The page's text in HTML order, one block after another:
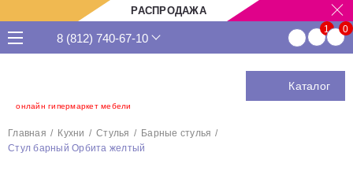
РАСПРОДАЖА
онлайн гипермаркет мебели
8 (812) 740-67-10
Каталог
Главная Кухни Стулья
Барные стулья
Стул барный Орбита желтый